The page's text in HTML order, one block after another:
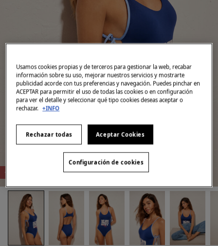
-87%
Usamos cookies propias y de terceros para gestionar la web, recabar
información sobre su uso, mejorar nuestros servicios y mostrarte
publicidad acorde con tus preferencias y navegación. Puedes pinchar en
ACEPTAR para permitir el uso de todas las cookies o en configuración
para ver el detalle y seleccionar qué tipo cookies deseas aceptar o
rechazar. +INFO
Rechazar todas Aceptar Cookies
Configuración de cookies